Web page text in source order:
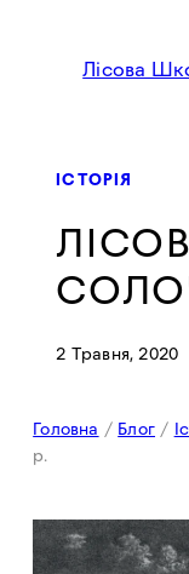
Лісова
ІСТОРІЯ
2 Травня, 2020
Головна / Блог /
р.